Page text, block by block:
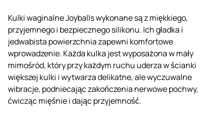
Kulki waginalne Joyballs wykonane są z miękkiego,
przyjemnego i bezpiecznego silikonu. Ich gładka i
jedwabista powierzchnia zapewni komfortowe
wprowadzenie. Każda kulka jest wyposażona w mały
mimośród, który przy każdym ruchu uderza w ścianki
większej kulki i wytwarza delikatne, ale wyczuwalne
wibracje, podniecając zakończenia nerwowe pochwy,
ćwicząc mięśnie i dając przyjemność.